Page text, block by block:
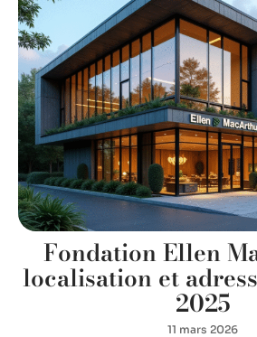
Fondation Ellen
localisation et
2025
11 mars 2026